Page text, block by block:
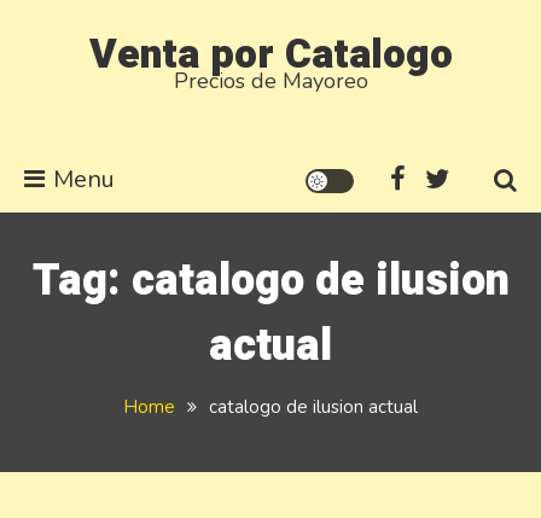
Venta por Catalogo
Precios de Mayoreo
Menu
Tag: catalogo de ilusion
actual
Home catalogo de ilusion actual